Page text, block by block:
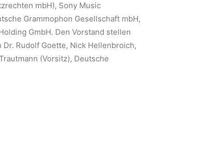
mbH), Sony Music
Grammophon Gesellschaft mbH,
GmbH. Den Vorstand stellen
Rudolf Goette, Nick Hellenbroich,
(Vorsitz), Deutsche